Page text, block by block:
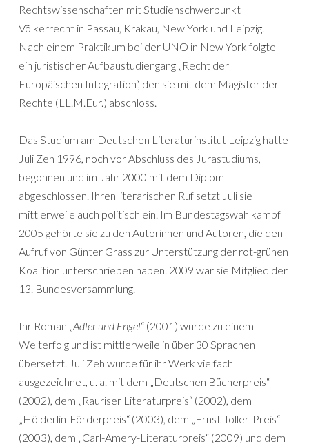
Rechtswissenschaften mit Studienschwerpunkt
Völkerrecht in Passau, Krakau, New York und Leipzig.
Nach einem Praktikum bei der UNO in New York folgte
ein juristischer Aufbaustudiengang „Recht der
Europäischen Integration“, den sie mit dem Magister der
Rechte (LL.M.Eur.) abschloss.
Das Studium am Deutschen Literaturinstitut Leipzig hatte
Juli Zeh 1996, noch vor Abschluss des Jurastudiums,
begonnen und im Jahr 2000 mit dem Diplom
abgeschlossen. Ihren literarischen Ruf setzt Juli sie
mittlerweile auch politisch ein. Im Bundestagswahlkampf
2005 gehörte sie zu den Autorinnen und Autoren, die den
Aufruf von Günter Grass zur Unterstützung der rot-grünen
Koalition unterschrieben haben. 2009 war sie Mitglied der
13. Bundesversammlung.
Ihr Roman „Adler und Engel“ (2001) wurde zu einem
Welterfolg und ist mittlerweile in über 30 Sprachen
übersetzt. Juli Zeh wurde für ihr Werk vielfach
ausgezeichnet, u. a. mit dem „Deutschen Bücherpreis“
(2002), dem „Rauriser Literaturpreis“ (2002), dem
„Hölderlin-Förderpreis“ (2003), dem „Ernst-Toller-Preis“
(2003), dem „Carl-Amery-Literaturpreis“ (2009) und dem